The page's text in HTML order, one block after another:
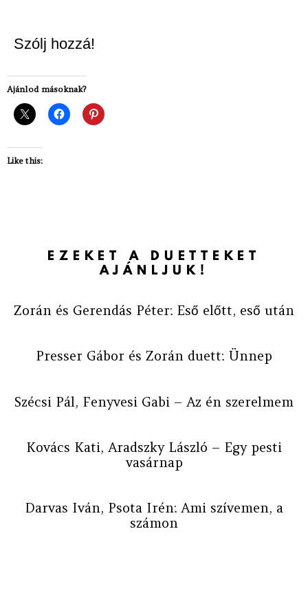
Szólj hozzá!
Ajánlod másoknak?
Like this:
EZEKET A DUETTEKET
AJÁNLJUK!
Zorán és Gerendás Péter: Eső előtt, eső után
Presser Gábor és Zorán duett: Ünnep
Szécsi Pál, Fenyvesi Gabi – Az én szerelmem
Kovács Kati, Aradszky László – Egy pesti
vasárnap
Darvas Iván, Psota Irén: Ami szívemen, a
számon